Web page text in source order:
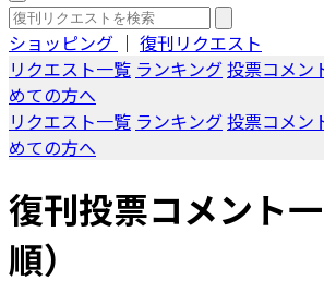
ショッピング ｜ 復刊リクエスト
リクエスト一覧 ランキング投票コメン
めての方へ
リクエスト一覧 ランキング投票コメン
めての方へ
復刊投票コメント
順）